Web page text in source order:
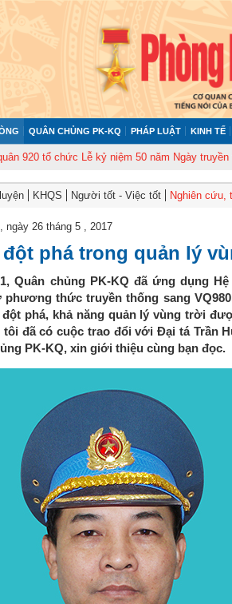
QUÂN CHỦNG PK-KQ PHÁP LUẬT KINH TẾ
tổ chức Lễ kỷ niệm 50 năm Ngày truyền thống
KHQS Người tốt - Việc tốt Nghiên cứu,
26 tháng 5 , 2017
phá trong quản lý
Quân chủng PK-KQ đã ứng dụng
thức truyền thống sang
phá, khả năng quản lý vùng trời
tôi đã có cuộc trao đổi với Đại tá Trần
PK-KQ, xin giới thiệu cùng bạn đọc.